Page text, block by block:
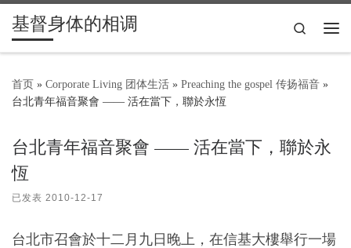
Skip to content
基督身体的相调
Search
首页 » Corporate Living 团体生活 » Preaching the gospel 传扬福音 »
台北青年福音聚會 —— 活在當下，聯於永恆
台北青年福音聚會 —— 活在當下，聯於永
恆
已发表 2010-12-17
台北市召會於十二月九日晚上，在信基大樓舉行一場